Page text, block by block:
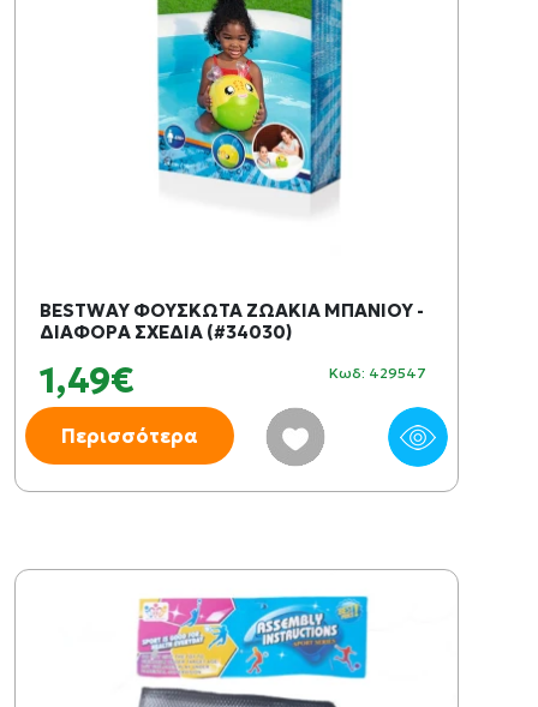
BESTWAY ΦΟΥΣΚΩΤΑ ΖΩΑΚΙΑ ΜΠΑΝΙΟΥ -
ΔΙΑΦΟΡΑ ΣΧΕΔΙΑ (#34030)
1,49€ Κωδ: 429547
Περισσότερα